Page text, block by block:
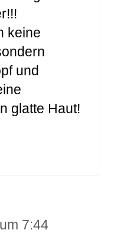
keine
und
glatte Haut!
7:44